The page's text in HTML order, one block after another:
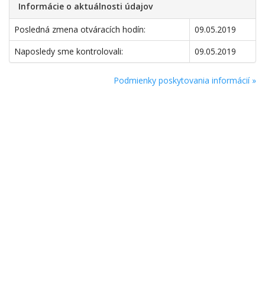
Informácie o aktuálnosti údajov
Posledná zmena otváracích hodín:
09.05.2019
Naposledy sme kontrolovali:
09.05.2019
Podmienky poskytovania informácií »